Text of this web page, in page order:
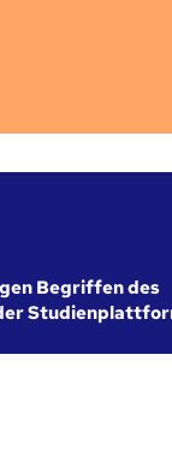
Begriffen des